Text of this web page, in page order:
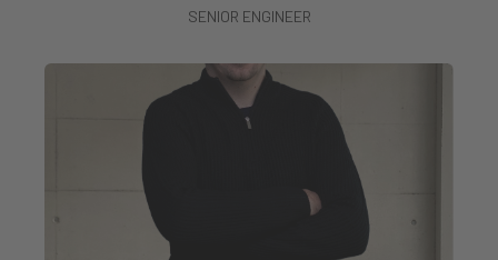
SENIOR ENGINEER